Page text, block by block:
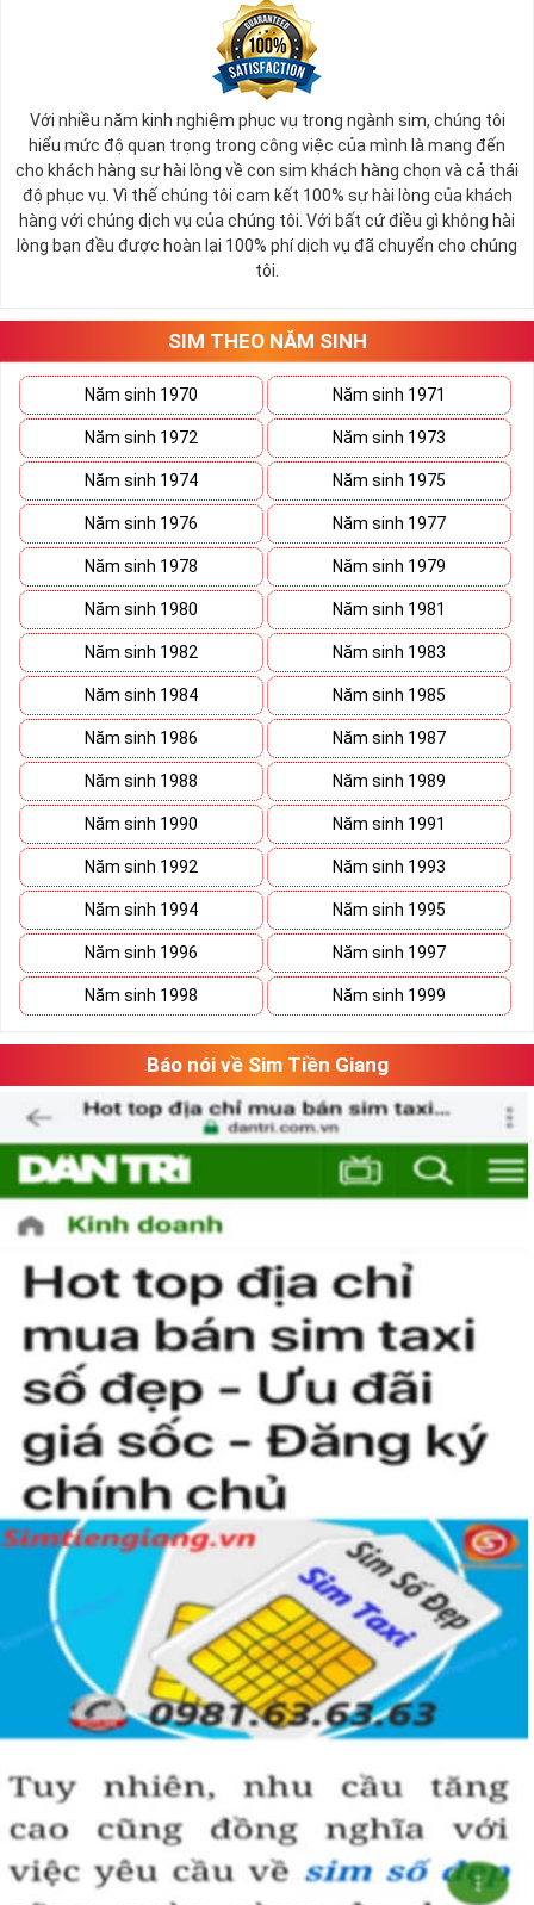
Với nhiều năm kinh nghiệm phục vụ trong ngành sim, chúng tôi
hiểu mức độ quan trọng trong công việc của mình là mang đến
cho khách hàng sự hài lòng về con sim khách hàng chọn và cả thái
độ phục vụ. Vì thế chúng tôi cam kết 100% sự hài lòng của khách
hàng với chúng dịch vụ của chúng tôi. Với bất cứ điều gì không hài
lòng bạn đều được hoàn lại 100% phí dịch vụ đã chuyển cho chúng
tôi.
SIM THEO NĂM SINH
Năm sinh 1970 Năm sinh 1971
Năm sinh 1972 Năm sinh 1973
Năm sinh 1974 Năm sinh 1975
Năm sinh 1976 Năm sinh 1977
Năm sinh 1978 Năm sinh 1979
Năm sinh 1980 Năm sinh 1981
Năm sinh 1982 Năm sinh 1983
Năm sinh 1984 Năm sinh 1985
Năm sinh 1986 Năm sinh 1987
Năm sinh 1988 Năm sinh 1989
Năm sinh 1990 Năm sinh 1991
Năm sinh 1992 Năm sinh 1993
Năm sinh 1994 Năm sinh 1995
Năm sinh 1996 Năm sinh 1997
Năm sinh 1998 Năm sinh 1999
Báo nói về Sim Tiền Giang